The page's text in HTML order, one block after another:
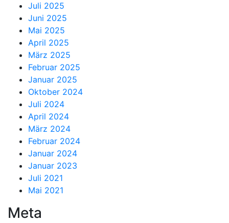
Juli 2025
Juni 2025
Mai 2025
April 2025
März 2025
Februar 2025
Januar 2025
Oktober 2024
Juli 2024
April 2024
März 2024
Februar 2024
Januar 2024
Januar 2023
Juli 2021
Mai 2021
Meta